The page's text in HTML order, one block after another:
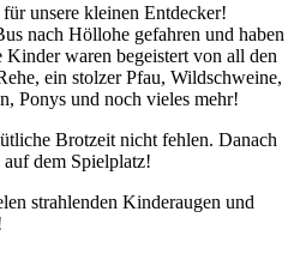
unsere kleinen Entdecker!
nach Höllohe gefahren und haben
waren begeistert von all den
ein stolzer Pfau, Wildschweine,
Ponys und noch vieles mehr!
Brotzeit nicht fehlen. Danach
dem Spielplatz!
strahlenden Kinderaugen und